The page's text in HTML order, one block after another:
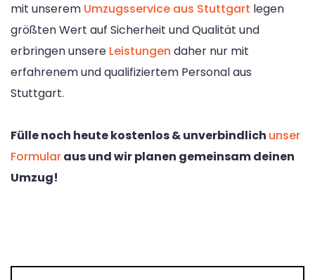
mit unserem Umzugsservice aus Stuttgart legen
größten Wert auf Sicherheit und Qualität und
erbringen unsere Leistungen daher nur mit
erfahrenem und qualifiziertem Personal aus
Stuttgart.
Fülle noch heute kostenlos & unverbindlich unser
Formularaus und wir planen gemeinsam deinen
Umzug!